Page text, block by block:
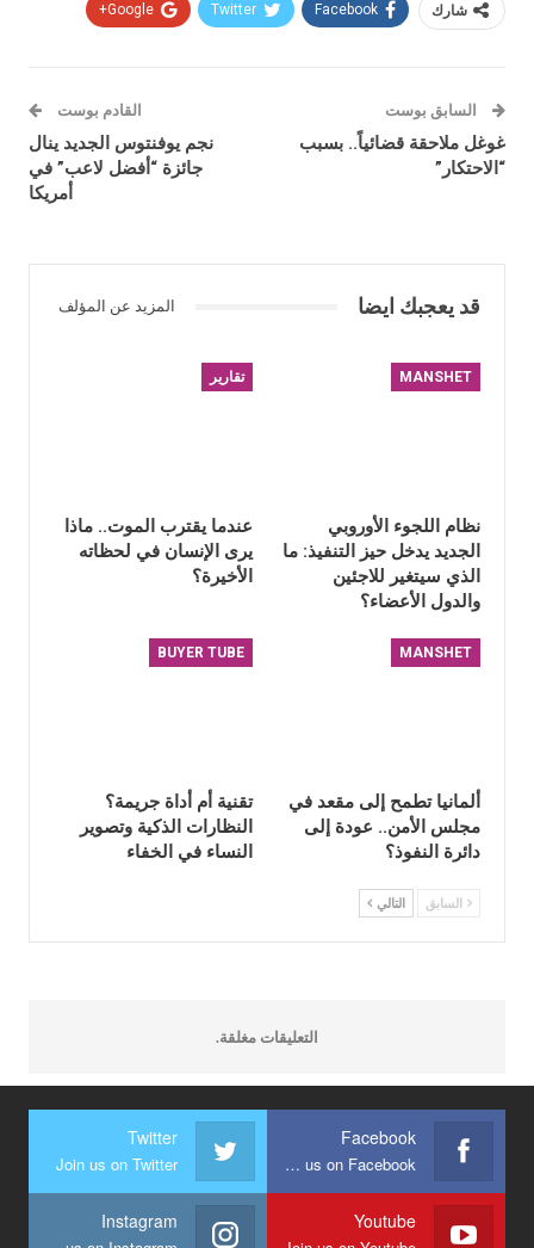
شارك Facebook
Twitter
Google+
السابق بوست
غوغل ملاحقة قضائياً.. بسبب
“الاحتكار”
القادم بوست
نجم يوفنتوس الجديد ينال
جائزة “أفضل لاعب” في
أمريكا
قد يعجبك ايضا المزيد عن المؤلف
MANSHET
نظام اللجوء الأوروبي
الجديد يدخل حيز التنفيذ: ما
الذي سيتغير للاجئين
والدول الأعضاء؟
تقارير
عندما يقترب الموت.. ماذا
يرى الإنسان في لحظاته
الأخيرة؟
MANSHET
ألمانيا تطمح إلى مقعد في
مجلس الأمن.. عودة إلى
دائرة النفوذ؟
BUYER TUBE
تقنية أم أداة جريمة؟
النظارات الذكية وتصوير
النساء في الخفاء
السابق التالي
التعليقات مغلقة.
Facebook
Join us on Facebook
Twitter
Join us on Twitter
Youtube
Instagram